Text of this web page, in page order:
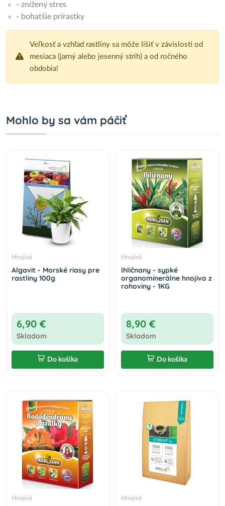
- znížený stres
- bohatšie prírastky
Veľkosť a vzhľad rastliny sa môže líšiť v závislosti od
mesiaca (jarný alebo jesenný strih) a od ročného
obdobia!
Mohlo by sa vám páčiť
Hnojivá
Algavit - Morské riasy pre
rastliny 100g
6,90 €
Skladom
Do košíka
Hnojivá
Ihličnany - sypké
organominerálne hnojivo z
rohoviny - 1KG
8,90 €
Skladom
Do košíka
Hnojivá Hnojivá